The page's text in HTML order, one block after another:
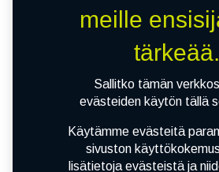
meille
tärkeää.
Sallitko tämän
evästeiden käytön tällä
Käytämme evästeitä
sivuston
lisätietoja evästeistä ja